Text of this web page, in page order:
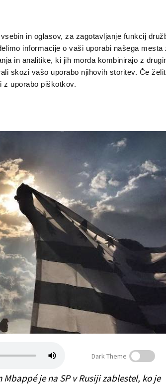
in oglasov, za zagotavljanje funkcij
informacije o vaši uporabi našega
in analitike, ki jih morda kombinirajo z
skozi vašo uporabo njihovih storitev. Če
z uporabo piškotkov.
TRŽAŠKA GORIŠKA KULTURA ŠPORT
Dark Theme
je na SP v Rusiji zablestel, ko je